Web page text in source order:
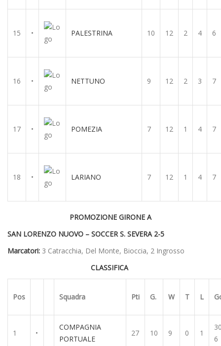
15 • PALESTRINA 10 12 2 4 6
16 • NETTUNO 9 12 2 3 7
17 • POMEZIA 7 12 1 4 7
18 • LARIANO 7 12 1 4 7
PROMOZIONE GIRONE A
SAN LORENZO NUOVO – SOCCER S. SEVERA 2-5
Marcatori: 3 Catracchia, Del Monte, Bioccia, 2 Ingrosso
CLASSIFICA
Pos Squadra Pti G. W T L
1 •
COMPAGNIA
PORTUALE
27 10 9 0 1
6